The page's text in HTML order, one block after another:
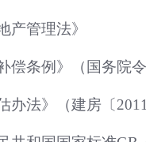
产管理法》
偿条例》（国务院令
办法》（建房〔2011